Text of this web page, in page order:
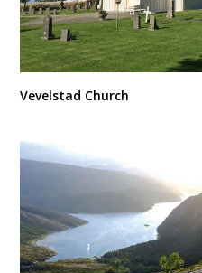
Vevelstad Church